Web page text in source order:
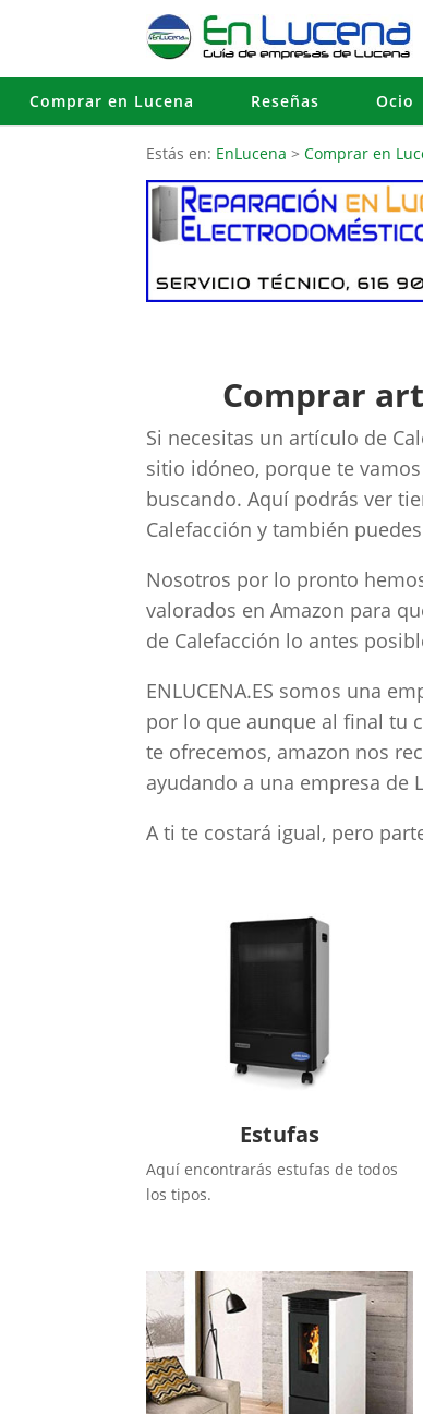
Comprar en Lucena Reseñas Ocio
Estás en: EnLucena >Comprar en
Comprar
Si necesitas un artículo de
sitio idóneo, porque te
buscando. Aquí podrás ver
Calefacción y también
Nosotros por lo pronto
valorados en Amazon para
de Calefacción lo antes
ENLUCENA.ES somos una
por lo que aunque al final tu
te ofrecemos, amazon nos
ayudando a una empresa de
A ti te costará igual, pero
Estufas
Aquí encontrarás estufas de todos
los tipos.